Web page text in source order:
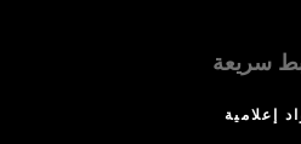
سريعة
إعلامية